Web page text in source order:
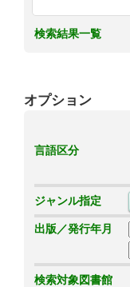
検索結果一覧
オプション
言語区分
ジャンル指定
出版／発行年月
検索対象図書館